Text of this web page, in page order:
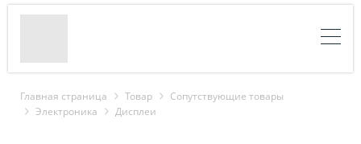
Главная страница Товар
Cопутствующие товары
Электроника
Дисплеи